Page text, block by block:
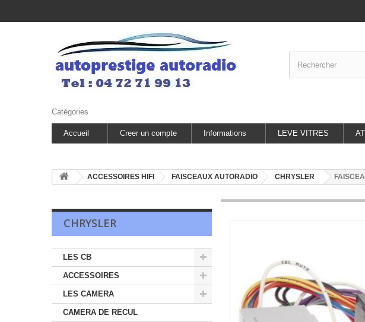
Catégories
Accueil Creer un compte Informations LEVE VITRES
ACCESSOIRES HIFI FAISCEAUX AUTORADIO CHRYSLER
CHRYSLER
LES CB
ACCESSOIRES
LES CAMERA
CAMERA DE RECUL